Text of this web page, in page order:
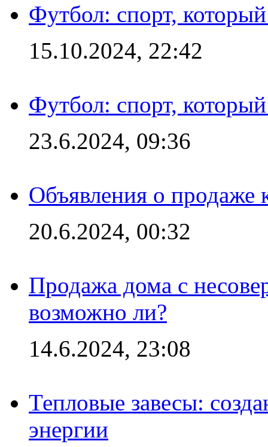
Футбол: спорт,
15.10.2024, 22:42
Футбол: спорт,
23.6.2024, 09:36
Объявления о продаже
20.6.2024, 00:32
Продажа дома с
возможно ли?
14.6.2024, 23:08
Тепловые завесы:
энергии